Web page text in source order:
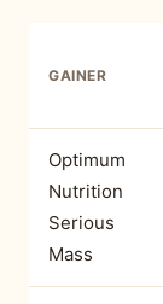
GAINER
Optimum
Nutrition
Serious
Mass